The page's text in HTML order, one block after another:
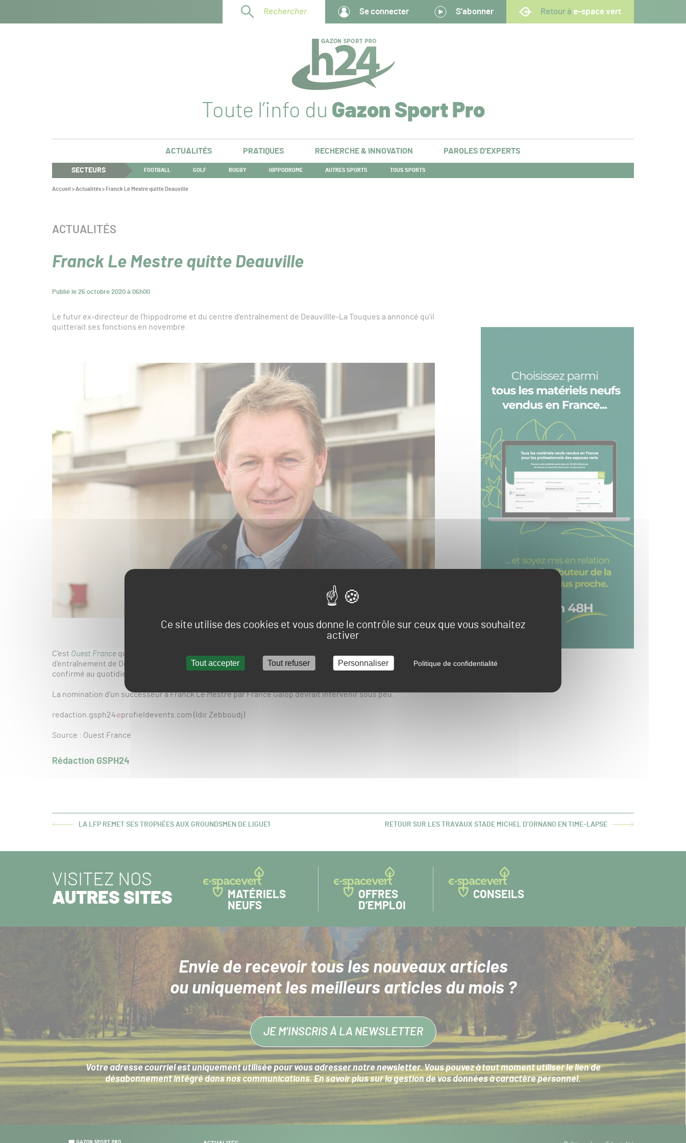
Ce site utilise des cookies et vous donne le contrôle sur ceux que vous souhaitez
activer
Tout accepter Tout refuser Personnaliser Politique de confidentialité
Rechercher Se connecter S’abonner Retour à e-space vert
Toute l’info du Gazon Sport Pro
ACTUALITÉS PRATIQUES RECHERCHE & INNOVATION PAROLES D’EXPERTS
SECTEURS FOOTBALL GOLF RUGBY HIPPODROME AUTRES SPORTS TOUS SPORTS
Vous
Accueil >Actualités> Franck Le Mestre quitte Deauville
Franck Le Mestre quitte Deauville
Publié le 26 octobre 2020 à 06h00
CATÉGORIE :
ACTUALITÉS
Le futur ex-directeur de l’hippodrome et du centre d’entraînement de Deauvillle-La Touques a annoncé qu’il
quitterait ses fonctions en novembre.
C’est Ouest France qui a divulgué l’information : Franck Le Mestre, directeur de l’hippodrome et du centre
d’entraînement de Deauville-LaTouques devrait quitter ses fonctions en novembre. Ce dernier aurait
confirmé au quotidien qu’il s’envolerait vers d’autres horizons, quittant du même coup France Galop.
La nomination d’un successeur à Franck Le Mestre par France Galop devrait intervenir sous peu.
redaction.gsph24 profieldevents.com (Idir Zebboudj)
Source : Ouest France
Rédaction GSPH24
ARTICLELA LFP REMET SES TROPHÉES AUX GROUNDSMEN DE LIGUE1
ARTICLE
RETOUR SUR LES TRAVAUX STADE MICHEL D’ORNANO EN TIME-LAPSE
VISITEZ NOS
AUTRES SITES
MATÉRIELS
NEUFS
OFFRES
D’EMPLOI
CONSEILS
Envie de recevoir tous les nouveaux articles
ou uniquement les meilleurs articles du mois ?
JE M’INSCRIS À LA NEWSLETTER
Votre adresse courriel est uniquement utilisée pour vous adresser notre newsletter. Vous pouvez à tout moment utiliser le lien de
désabonnement intégré dans nos communications. En savoir plus sur lagestion de vos données à caractère personnel.